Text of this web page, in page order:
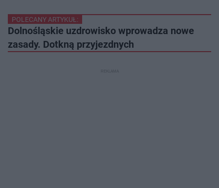
POLECANY ARTYKUŁ:
Dolnośląskie uzdrowisko wprowadza nowe
zasady. Dotkną przyjezdnych